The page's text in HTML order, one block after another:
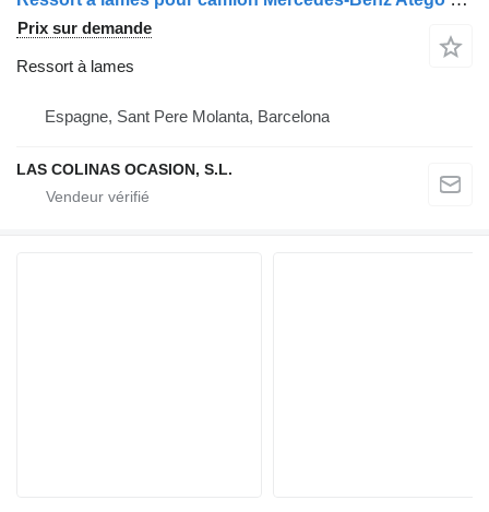
Prix sur demande
Ressort à lames
Espagne, Sant Pere Molanta, Barcelona
LAS COLINAS OCASION, S.L.